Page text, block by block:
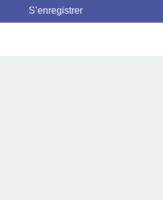
S’enregistrer